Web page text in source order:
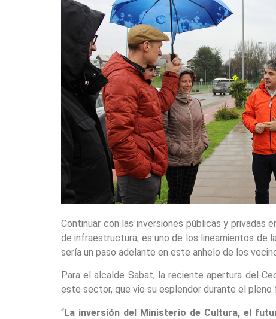
Continuar con las inversiones públicas y
de infraestructura, es uno de los lineamientos de
sería un paso adelante en este anhelo de los
Para el alcalde Sabat, la reciente apertura del
este sector, que vio su esplendor durante el
“La inversión del Ministerio de Cultura, el